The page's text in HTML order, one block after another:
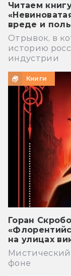
Читаем
вреде и
Отрывок, в
историю
индустрии
Книги
Горан
на улицах
фоне